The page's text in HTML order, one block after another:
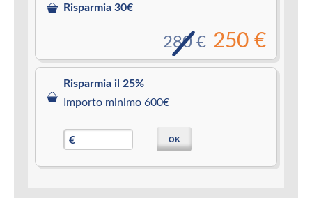
Risparmia 30€
250 €
280 €
Risparmia il 25%
Importo minimo 600€
€ OK